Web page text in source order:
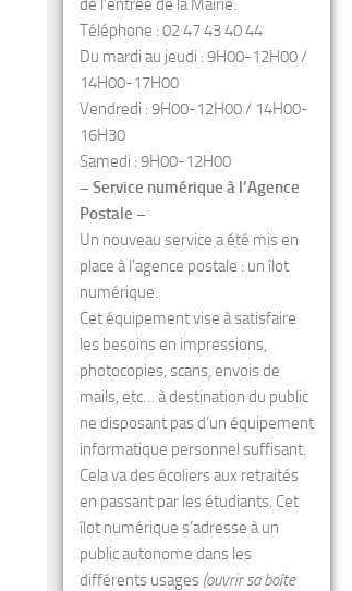
de l’entrée de la Mairie.
Téléphone : 02 47 43 40 44
Du mardi au jeudi : 9H00-12H00 /
14H00-17H00
Vendredi : 9H00-12H00 / 14H00-
16H30
Samedi : 9H00-12H00
– Service numérique à l’Agence
Postale –
Un nouveau service a été mis en
place à l’agence postale : un îlot
numérique.
Cet équipement vise à satisfaire
les besoins en impressions,
photocopies, scans, envois de
mails, etc… à destination du public
ne disposant pas d’un équipement
informatique personnel suffisant.
Cela va des écoliers aux retraités
en passant par les étudiants. Cet
îlot numérique s’adresse à un
public autonome dans les
différents usages (ouvrir sa boîte